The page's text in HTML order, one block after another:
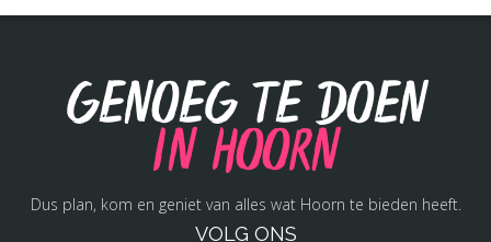
Genoeg te doen
in Hoorn
Dus plan, kom en geniet van alles wat Hoorn te bieden heeft.
VOLG ONS